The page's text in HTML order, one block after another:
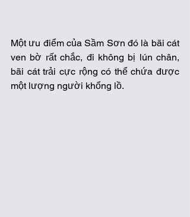
Một ưu điểm của Sầm Sơn đó là bãi cát
ven bờ rất chắc, đi không bị lún chân,
bãi cát trải cực rộng có thể chứa được
một lượng người khổng lồ.